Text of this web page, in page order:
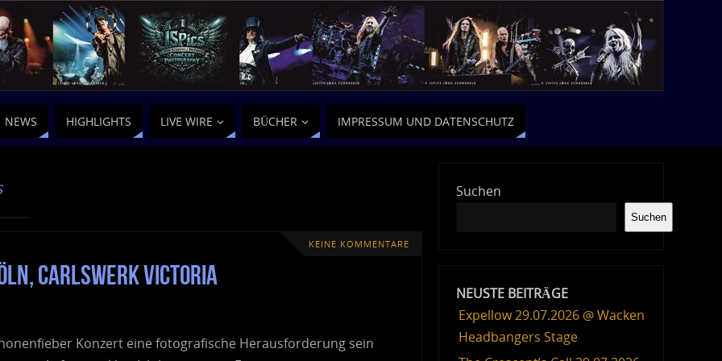
NEWS HIGHLIGHTS LIVE WIRE BÜCHER IMPRESSUM UND DATENSCHUTZ
KEINE KOMMENTARE
Carlswerk Victoria
Konzert eine fotografische Herausforderung sein
Suchen
Suchen
NEUSTE BEITRÄGE
Expellow 29.07.2026 @ Wacken
Headbangers Stage